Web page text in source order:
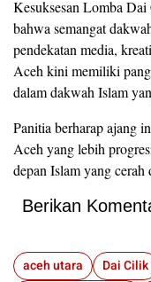
Kesuksesan Lomba
bahwa semangat
pendekatan media,
Aceh kini memiliki
dalam dakwah Islam
Panitia berharap ajang
Aceh yang lebih
depan Islam yang cerah
Berikan
aceh utara Dai Cilik